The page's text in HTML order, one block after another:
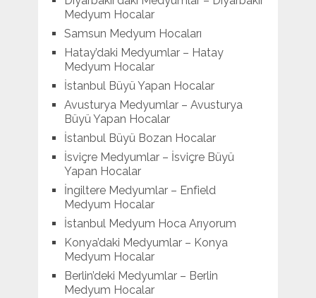
Medyum Hocalar
Samsun Medyum Hocaları
Hatay’daki Medyumlar – Hatay
Medyum Hocalar
İstanbul Büyü Yapan Hocalar
Avusturya Medyumlar – Avusturya
Büyü Yapan Hocalar
İstanbul Büyü Bozan Hocalar
İsviçre Medyumlar – İsviçre Büyü
Yapan Hocalar
İngiltere Medyumlar – Enfield
Medyum Hocalar
İstanbul Medyum Hoca Arıyorum
Konya’daki Medyumlar – Konya
Medyum Hocalar
Berlin’deki Medyumlar – Berlin
Medyum Hocalar